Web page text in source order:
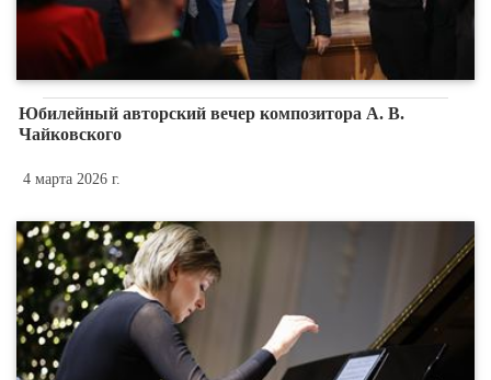
Юбилейный авторский вечер композитора А. В.
Чайковского
4 марта 2026 г.